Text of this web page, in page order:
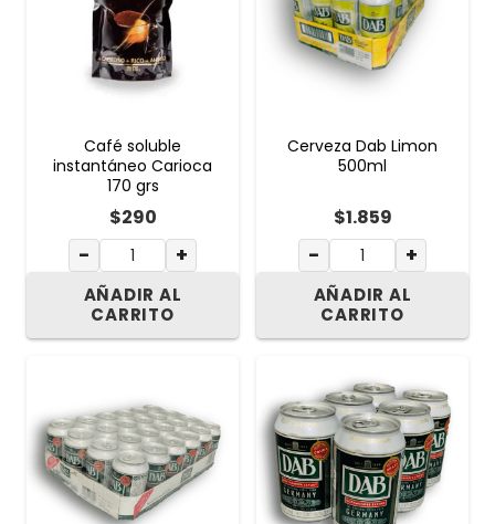
Café soluble
instantáneo Carioca
170 grs
$290
− +
AÑADIR AL
CARRITO
Cerveza Dab Limon
500ml
$1.859
− +
AÑADIR AL
CARRITO